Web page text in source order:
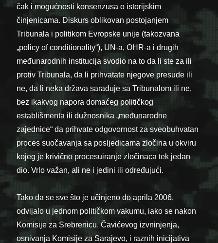
čak i mogućnosti konsenzusa o istorijskim
činjenicama. Diskurs oblikovan postojanjem
Tribunala i politikom Evropske unije (takozvana
„policy of conditionality“), UN-a, OHR-a i drugih
međunarodnih institucija svodio na to da li ste za ili
protiv Tribunala, da li prihvatate njegove presude ili
ne, da li neka država sarađuje sa Tribunalom ili ne,
bez ikakvog napora domaćeg političkog
establišmenta ili dužnosnika „međunarodne
zajednice“ da prihvate odgovornost za sveobuhvatan
proces suočavanja sa posljedicama zločina u okviru
kojeg je krivično procesuiranje zločinaca tek jedan
dio. Vrlo važan, ali ne i jedini ili određujući.
Tako da se sve što je učinjeno do aprila 2006.
odvijalo u jednom političkom vakumu, iako se nakon
Komisije za Srebrenicu, Čavićevog izvninjenja,
osnivanja Komisije za Sarajevo, i raznih inicijativa